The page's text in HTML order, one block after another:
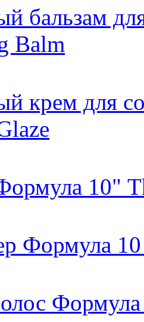
бальзам
Balm
крем для
10"
Формула